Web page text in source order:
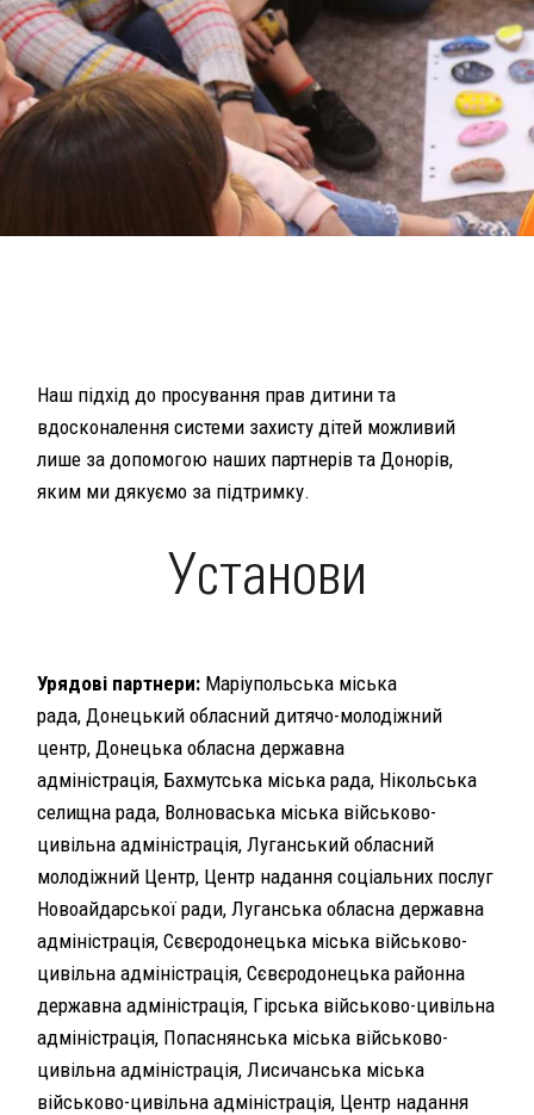
Наш підхід до просування прав дитини та
вдосконалення системи захисту дітей можливий
лише за допомогою наших партнерів та Донорів,
яким ми дякуємо за підтримку.
Установи
Урядові партнери: Маріупольська міська
рада, Донецький обласний дитячо-молодіжний
центр, Донецька обласна державна
адміністрація, Бахмутська міська рада, Нікольська
селищна рада, Волноваська міська військово-
цивільна адміністрація, Луганський обласний
молодіжний Центр, Центр надання соціальних послуг
Новоайдарської ради, Луганська обласна державна
адміністрація, Сєвєродонецька міська військово-
цивільна адміністрація, Сєвєродонецька районна
державна адміністрація, Гірська військово-цивільна
адміністрація, Попаснянська міська військово-
цивільна адміністрація, Лисичанська міська
військово-цивільна адміністрація, Центр надання